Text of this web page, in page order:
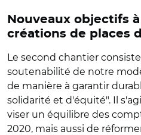
Nouveaux objectifs
créations de places
Le second chantier
soutenabilité de notre
de manière à garantir
solidarité et d'équité". Il
viser un équilibre des
2020, mais aussi de